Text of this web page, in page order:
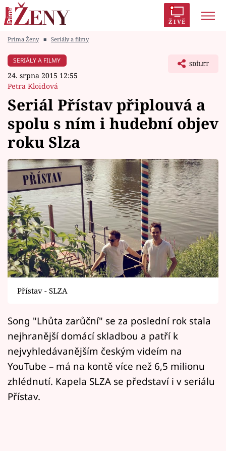
ŽIVĚ
Módní alarm
Témata
Celebrity
Vztahy
Seriály
Horoskopy
Sledujte prima+
Filmový festival Karlovy Vary
Mámy sobě
Přihlášení
Sledujte nás
Prima Ženy ■ Seriály a filmy
SERIÁLY A FILMY
24. srpna 2015 12:55
Petra Kloidová
SDÍLET
Seriál Přístav připlouvá a
spolu s ním i hudební objev
roku Slza
Přístav - SLZA
Song "Lhůta zarůční" se za poslední rok stala
nejhranější domácí skladbou a patří k
nejvyhledávanějším českým videím na
YouTube – má na kontě více než 6,5 milionu
zhlédnutí. Kapela SLZA se představí i v seriálu
Přístav.